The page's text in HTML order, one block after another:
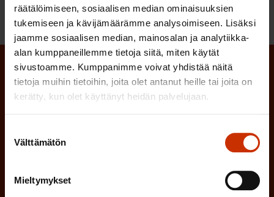
räätälöimiseen, sosiaalisen median ominaisuuksien
tukemiseen ja kävijämäärämme analysoimiseen. Lisäksi
jaamme sosiaalisen median, mainosalan ja analytiikka-
alan kumppaneillemme tietoja siitä, miten käytät
sivustoamme. Kumppanimme voivat yhdistää näitä
tietoja muihin tietoihin, joita olet antanut heille tai joita on
kerätty, kun olet käyttänyt heidän palvelujaan.
valinta
Välttämätön
Mieltymykset
Tilaa SAK:n uutiskirje ja pysy kartalla
tapahtumista
asiantuntijoiden näkemyksiä ja analyysejä.